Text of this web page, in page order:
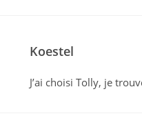
Koestel
J’ai choisi Tolly, je